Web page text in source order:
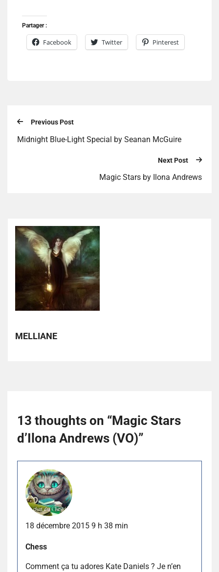
Partager :
Facebook Twitter Pinterest
Previous Post
Midnight Blue-Light Special by Seanan McGuire
Next Post
Magic Stars by Ilona Andrews
MELLIANE
13 thoughts on “Magic Stars
d’Ilona Andrews (VO)”
18 décembre 2015 9 h 38 min
Chess
Comment ça tu adores Kate Daniels ? Je n’en